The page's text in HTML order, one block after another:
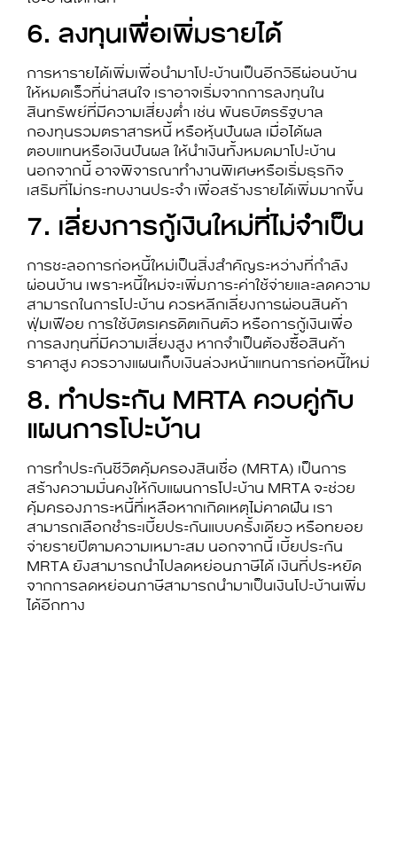
6. ลงทุนเพื่อเพิ่มรายได้
การหารายได้เพิ่มเพื่อนำมาโปะบ้านเป็นอีกวิธีผ่อนบ้าน
ให้หมดเร็วที่น่าสนใจ เราอาจเริ่มจากการลงทุนใน
สินทรัพย์ที่มีความเสี่ยงต่ำ เช่น พันธบัตรรัฐบาล
กองทุนรวมตราสารหนี้ หรือหุ้นปันผล เมื่อได้ผล
ตอบแทนหรือเงินปันผล ให้นำเงินทั้งหมดมาโปะบ้าน
นอกจากนี้ อาจพิจารณาทำงานพิเศษหรือเริ่มธุรกิจ
เสริมที่ไม่กระทบงานประจำ เพื่อสร้างรายได้เพิ่มมากขึ้น
7. เลี่ยงการกู้เงินใหม่ที่ไม่จำเป็น
การชะลอการก่อหนี้ใหม่เป็นสิ่งสำคัญระหว่างที่กำลัง
ผ่อนบ้าน เพราะหนี้ใหม่จะเพิ่มภาระค่าใช้จ่ายและลดความ
สามารถในการโปะบ้าน ควรหลีกเลี่ยงการผ่อนสินค้า
ฟุ่มเฟือย การใช้บัตรเครดิตเกินตัว หรือการกู้เงินเพื่อ
การลงทุนที่มีความเสี่ยงสูง หากจำเป็นต้องซื้อสินค้า
ราคาสูง ควรวางแผนเก็บเงินล่วงหน้าแทนการก่อหนี้ใหม่
8. ทำประกัน MRTA ควบคู่กับ
แผนการโปะบ้าน
การทำประกันชีวิตคุ้มครองสินเชื่อ (MRTA) เป็นการ
สร้างความมั่นคงให้กับแผนการโปะบ้าน MRTA จะช่วย
คุ้มครองภาระหนี้ที่เหลือหากเกิดเหตุไม่คาดฝัน เรา
สามารถเลือกชำระเบี้ยประกันแบบครั้งเดียว หรือทยอย
จ่ายรายปีตามความเหมาะสม นอกจากนี้ เบี้ยประกัน
MRTA ยังสามารถนำไปลดหย่อนภาษีได้ เงินที่ประหยัด
จากการลดหย่อนภาษีสามารถนำมาเป็นเงินโปะบ้านเพิ่ม
ได้อีกทาง